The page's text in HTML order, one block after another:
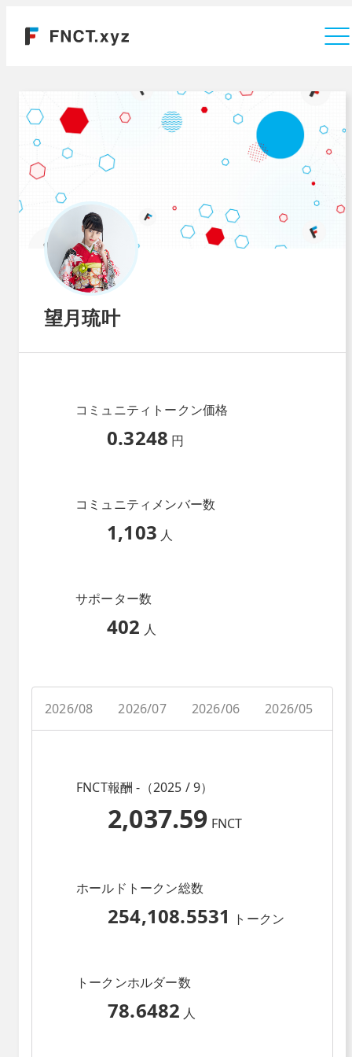
望月琉叶
コミュニティトークン価格
0.3248 円
コミュニティメンバー数
1,103 人
サポーター数
402 人
2026/08 2026/07 2026/06 2026/05
FNCT報酬 -（2025 / 9）
2,037.59 FNCT
ホールドトークン総数
254,108.5531 トークン
トークンホルダー数
78.6482 人